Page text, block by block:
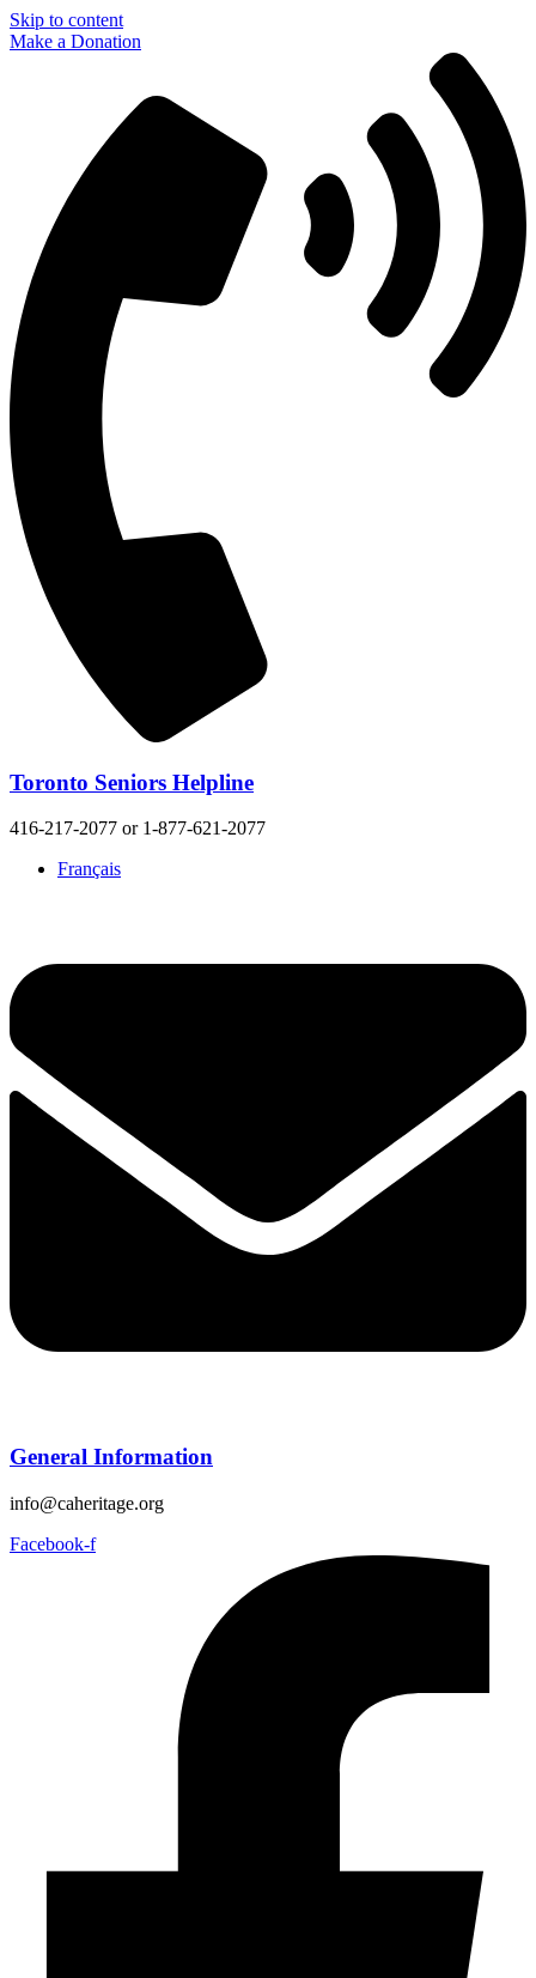
Skip to content
Make a Donation
Toronto Seniors Helpline
416-217-2077 or 1-877-621-2077
Français
General Information
info@caheritage.org
Facebook-f